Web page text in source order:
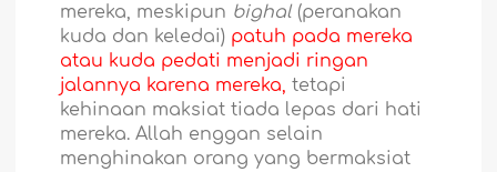
mereka, meskipun bighal (peranakan
kuda dan keledai) patuh pada mereka
atau kuda pedati menjadi ringan
jalannya karena mereka, tetapi
kehinaan maksiat tiada lepas dari hati
mereka. Allah enggan selain
menghinakan orang yang bermaksiat